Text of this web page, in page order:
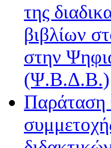
της
βιβλίων
στην
(Ψ.Β.Δ.Β.)
Παράταση